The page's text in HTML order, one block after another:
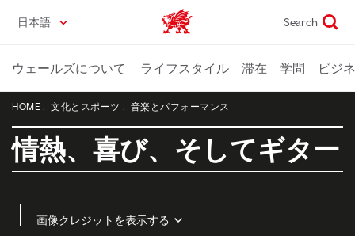
content
日本語 Wales home Search
ウェールズについて ライフスタイル 滞在 学問 ビジ
HOME 文化とスポーツ 音楽とパフォーマンス
情熱、喜び、そしてギター
画像クレジットを表示する